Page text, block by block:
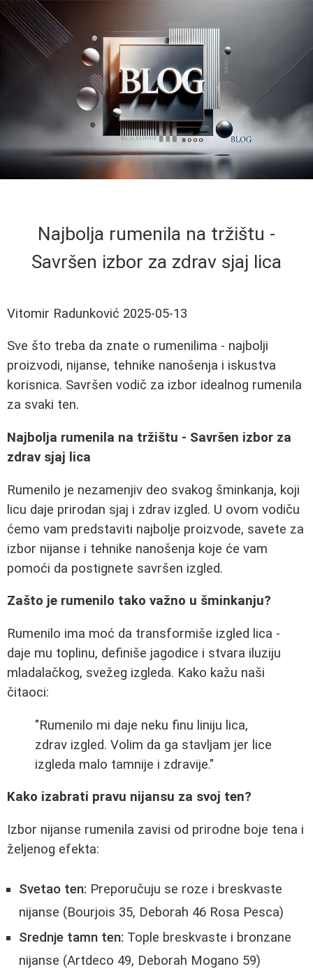
Najbolja rumenila na tržištu -
Savršen izbor za zdrav sjaj lica
Vitomir Radunković 2025-05-13
Sve što treba da znate o rumenilima - najbolji
proizvodi, nijanse, tehnike nanošenja i iskustva
korisnica. Savršen vodič za izbor idealnog rumenila
za svaki ten.
Najbolja rumenila na tržištu - Savršen izbor za
zdrav sjaj lica
Rumenilo je nezamenjiv deo svakog šminkanja, koji
licu daje prirodan sjaj i zdrav izgled. U ovom vodiču
ćemo vam predstaviti najbolje proizvode, savete za
izbor nijanse i tehnike nanošenja koje će vam
pomoći da postignete savršen izgled.
Zašto je rumenilo tako važno u šminkanju?
Rumenilo ima moć da transformiše izgled lica -
daje mu toplinu, definiše jagodice i stvara iluziju
mladalačkog, svežeg izgleda. Kako kažu naši
čitaoci:
"Rumenilo mi daje neku finu liniju lica,
zdrav izgled. Volim da ga stavljam jer lice
izgleda malo tamnije i zdravije."
Kako izabrati pravu nijansu za svoj ten?
Izbor nijanse rumenila zavisi od prirodne boje tena i
željenog efekta:
Svetao ten: Preporučuju se roze i breskvaste
nijanse (Bourjois 35, Deborah 46 Rosa Pesca)
Srednje tamn ten: Tople breskvaste i bronzane
nijanse (Artdeco 49, Deborah Mogano 59)